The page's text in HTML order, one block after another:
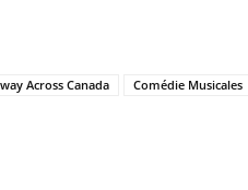
Across Canada Comédie Musicales